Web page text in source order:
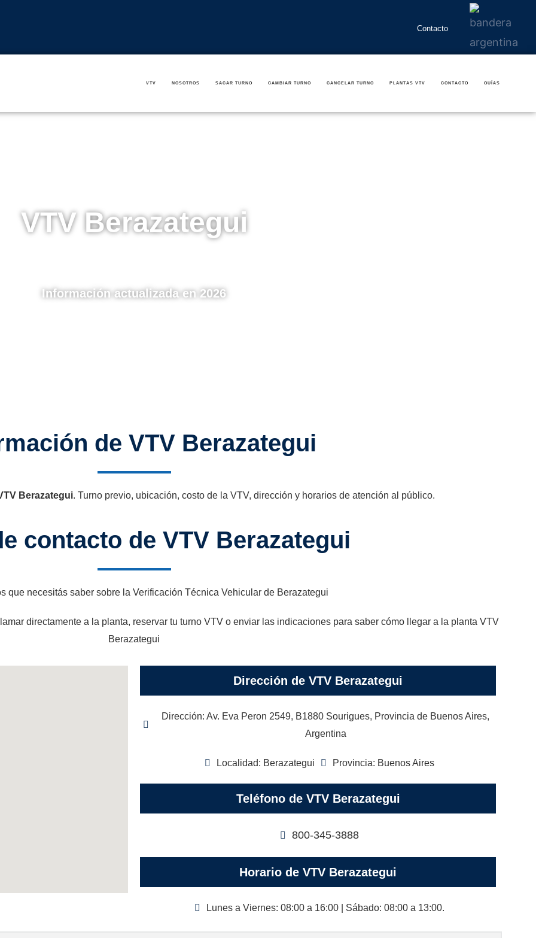
Contacto
VTV NOSOTROS SACAR TURNO CAMBIAR TURNO CANCELAR TURNO PLANTAS VTV CONTACTO GUÍAS
VTV Berazategui
Información actualizada en 2026
de VTV Berazategui
Berazategui. Turno previo, ubicación, costo de la VTV, dirección y horarios de atención al público.
contacto de VTV Berazategui
que necesitás saber sobre la Verificación Técnica Vehicular de Berazategui
directamente a la planta, reservar tu turno VTV o enviar las indicaciones para saber cómo llegar a la planta VTV
Berazategui
Dirección de VTV Berazategui
Dirección: Av. Eva Peron 2549, B1880 Sourigues, Provincia de Buenos Aires,
Argentina
Localidad: Berazategui Provincia: Buenos Aires
Teléfono de VTV Berazategui
800-345-3888
Horario de VTV Berazategui
Lunes a Viernes: 08:00 a 16:00 | Sábado: 08:00 a 13:00.